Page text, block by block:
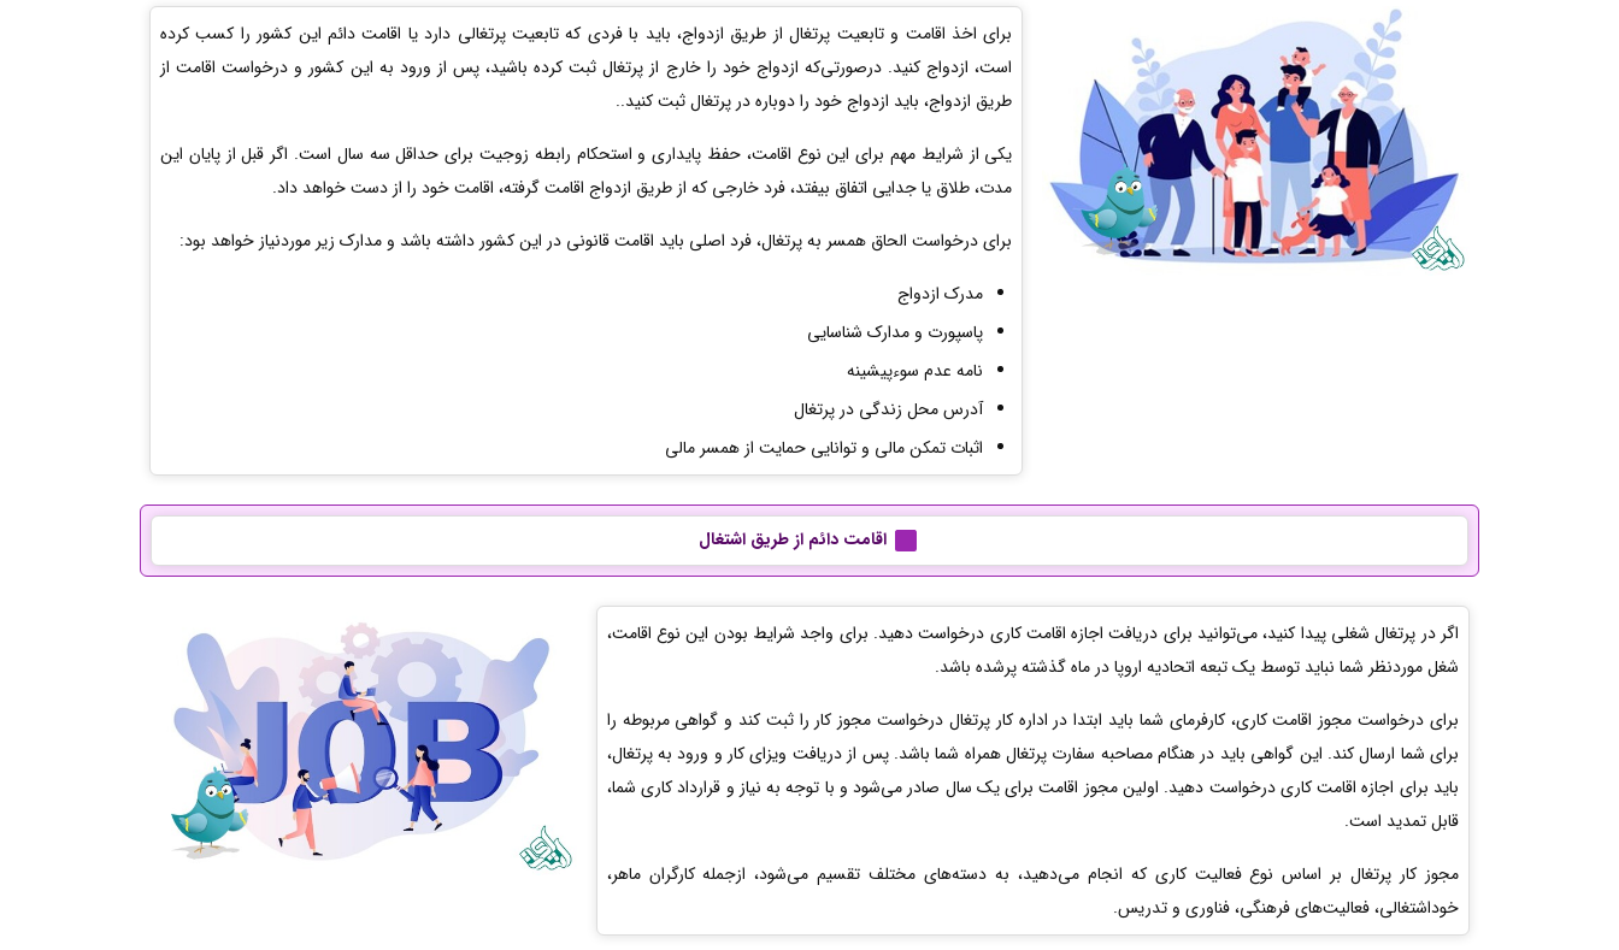
برای اخذ اقامت و تابعیت پرتغال از طریق ازدواج، باید با فردی که تابعیت پرتغالی دارد یا اقامت دائم این کشور را کسب کرده
است، ازدواج کنید. درصورتی‌که ازدواج خود را خارج از پرتغال ثبت کرده باشید، پس از ورود به این کشور و درخواست اقامت از
طریق ازدواج، باید ازدواج خود را دوباره در پرتغال ثبت کنید..
یکی از شرایط مهم برای این نوع اقامت، حفظ پایداری و استحکام رابطه زوجیت برای حداقل سه سال است. اگر قبل از پایان این
مدت، طلاق یا جدایی اتفاق بیفتد، فرد خارجی که از طریق ازدواج اقامت گرفته، اقامت خود را از دست خواهد داد.
برای درخواست الحاق همسر به پرتغال، فرد اصلی باید اقامت قانونی در این کشور داشته باشد و مدارک زیر موردنیاز خواهد بود:
مدرک ازدواج
پاسپورت و مدارک شناسایی
نامه عدم سوءپیشینه
آدرس محل زندگی در پرتغال
اثبات تمکن مالی و توانایی حمایت از همسر مالی
اقامت دائم از طریق اشتغال
اگر در پرتغال شغلی پیدا کنید، می‌توانید برای دریافت اجازه اقامت کاری درخواست دهید. برای واجد شرایط بودن این نوع اقامت،
شغل موردنظر شما نباید توسط یک تبعه اتحادیه اروپا در ماه گذشته پرشده باشد.
برای درخواست مجوز اقامت کاری، کارفرمای شما باید ابتدا در اداره کار پرتغال درخواست مجوز کار را ثبت کند و گواهی مربوطه را
برای شما ارسال کند. این گواهی باید در هنگام مصاحبه سفارت پرتغال همراه شما باشد. پس از دریافت ویزای کار و ورود به پرتغال،
باید برای اجازه اقامت کاری درخواست دهید. اولین مجوز اقامت برای یک سال صادر می‌شود و با توجه به نیاز و قرارداد کاری شما،
قابل تمدید است.
مجوز کار پرتغال بر اساس نوع فعالیت کاری که انجام می‌دهید، به دسته‌های مختلف تقسیم می‌شود، ازجمله کارگران ماهر،
خوداشتغالی، فعالیت‌های فرهنگی، فناوری و تدریس.